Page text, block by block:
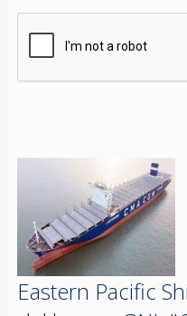
Eastern Pacific